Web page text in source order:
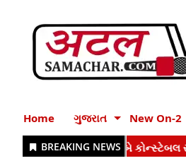
Home ગુજરાત New On-2